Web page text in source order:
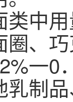
中
、
一0
乳制